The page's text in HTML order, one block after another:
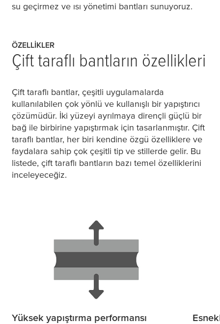
su geçirmez ve ısı yönetimi bantları sunuyoruz.
ÖZELLIKLER
Çift taraflı bantların özellikleri
Çift taraflı bantlar, çeşitli uygulamalarda
kullanılabilen çok yönlü ve kullanışlı bir yapıştırıcı
çözümüdür. İki yüzeyi ayrılmaya dirençli güçlü bir
bağ ile birbirine yapıştırmak için tasarlanmıştır. Çift
taraflı bantlar, her biri kendine özgü özelliklere ve
faydalara sahip çok çeşitli tip ve stillerde gelir. Bu
listede, çift taraflı bantların bazı temel özelliklerini
inceleyeceğiz.
Yüksek yapıştırma performansı